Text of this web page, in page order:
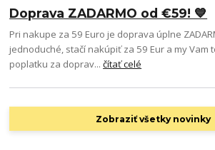
Doprava ZADARMO od €59! 💙
Pri nakupe za 59 Euro je doprava úplne
jednoduché, stačí nakúpiť za 59 Eur a my Vam
poplatku za doprav...čítať celé
Zobraziť všetky novinky